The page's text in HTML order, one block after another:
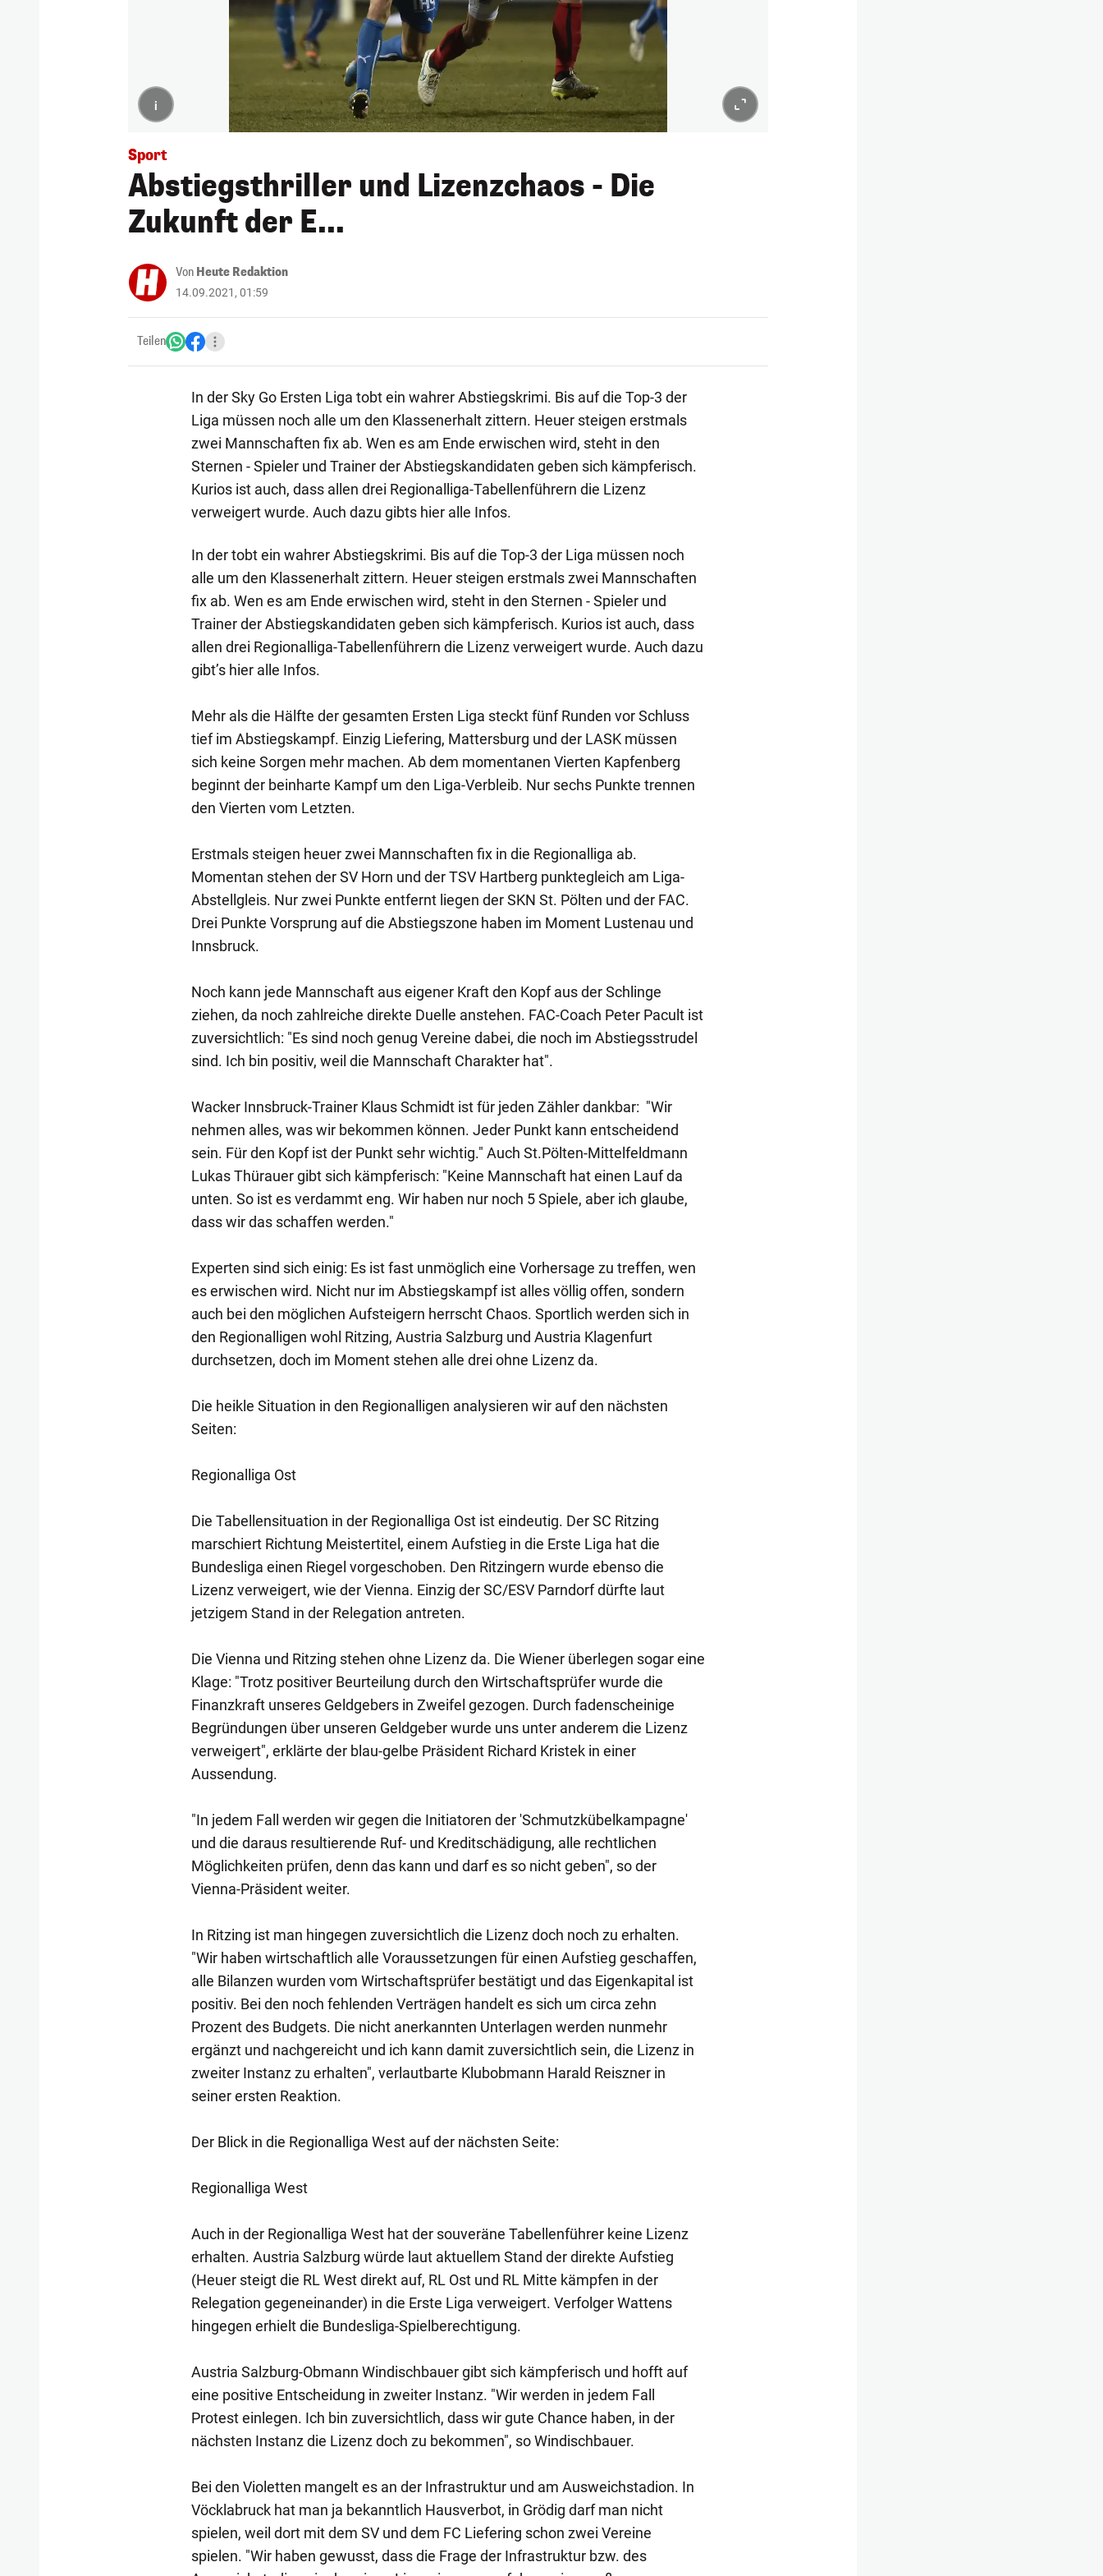
i
Sport
Abstiegsthriller und Lizenzchaos - Die
Zukunft der E...
Von Heute Redaktion
14.09.2021, 01:59
Teilen
In der Sky Go Ersten Liga tobt ein wahrer Abstiegskrimi. Bis auf die Top-3 der
Liga müssen noch alle um den Klassenerhalt zittern. Heuer steigen erstmals
zwei Mannschaften fix ab. Wen es am Ende erwischen wird, steht in den
Sternen - Spieler und Trainer der Abstiegskandidaten geben sich kämpferisch.
Kurios ist auch, dass allen drei Regionalliga-Tabellenführern die Lizenz
verweigert wurde. Auch dazu gibts hier alle Infos.
In der tobt ein wahrer Abstiegskrimi. Bis auf die Top-3 der Liga müssen noch
alle um den Klassenerhalt zittern. Heuer steigen erstmals zwei Mannschaften
fix ab. Wen es am Ende erwischen wird, steht in den Sternen - Spieler und
Trainer der Abstiegskandidaten geben sich kämpferisch. Kurios ist auch, dass
allen drei Regionalliga-Tabellenführern die Lizenz verweigert wurde. Auch dazu
gibt’s hier alle Infos.
Mehr als die Hälfte der gesamten Ersten Liga steckt fünf Runden vor Schluss
tief im Abstiegskampf. Einzig Liefering, Mattersburg und der LASK müssen
sich keine Sorgen mehr machen. Ab dem momentanen Vierten Kapfenberg
beginnt der beinharte Kampf um den Liga-Verbleib. Nur sechs Punkte trennen
den Vierten vom Letzten.
Erstmals steigen heuer zwei Mannschaften fix in die Regionalliga ab.
Momentan stehen der SV Horn und der TSV Hartberg punktegleich am Liga-
Abstellgleis. Nur zwei Punkte entfernt liegen der SKN St. Pölten und der FAC.
Drei Punkte Vorsprung auf die Abstiegszone haben im Moment Lustenau und
Innsbruck.
Noch kann jede Mannschaft aus eigener Kraft den Kopf aus der Schlinge
ziehen, da noch zahlreiche direkte Duelle anstehen. FAC-Coach Peter Pacult ist
zuversichtlich: "Es sind noch genug Vereine dabei, die noch im Abstiegsstrudel
sind. Ich bin positiv, weil die Mannschaft Charakter hat".
Wacker Innsbruck-Trainer Klaus Schmidt ist für jeden Zähler dankbar: "Wir
nehmen alles, was wir bekommen können. Jeder Punkt kann entscheidend
sein. Für den Kopf ist der Punkt sehr wichtig." Auch St.Pölten-Mittelfeldmann
Lukas Thürauer gibt sich kämpferisch: "Keine Mannschaft hat einen Lauf da
unten. So ist es verdammt eng. Wir haben nur noch 5 Spiele, aber ich glaube,
dass wir das schaffen werden."
Experten sind sich einig: Es ist fast unmöglich eine Vorhersage zu treffen, wen
es erwischen wird. Nicht nur im Abstiegskampf ist alles völlig offen, sondern
auch bei den möglichen Aufsteigern herrscht Chaos. Sportlich werden sich in
den Regionalligen wohl Ritzing, Austria Salzburg und Austria Klagenfurt
durchsetzen, doch im Moment stehen alle drei ohne Lizenz da.
Die heikle Situation in den Regionalligen analysieren wir auf den nächsten
Seiten:
Regionalliga Ost
Die Tabellensituation in der Regionalliga Ost ist eindeutig. Der SC Ritzing
marschiert Richtung Meistertitel, einem Aufstieg in die Erste Liga hat die
Bundesliga einen Riegel vorgeschoben. Den Ritzingern wurde ebenso die
Lizenz verweigert, wie der Vienna. Einzig der SC/ESV Parndorf dürfte laut
jetzigem Stand in der Relegation antreten.
Die Vienna und Ritzing stehen ohne Lizenz da. Die Wiener überlegen sogar eine
Klage: "Trotz positiver Beurteilung durch den Wirtschaftsprüfer wurde die
Finanzkraft unseres Geldgebers in Zweifel gezogen. Durch fadenscheinige
Begründungen über unseren Geldgeber wurde uns unter anderem die Lizenz
verweigert", erklärte der blau-gelbe Präsident Richard Kristek in einer
Aussendung.
"In jedem Fall werden wir gegen die Initiatoren der 'Schmutzkübelkampagne'
und die daraus resultierende Ruf- und Kreditschädigung, alle rechtlichen
Möglichkeiten prüfen, denn das kann und darf es so nicht geben", so der
Vienna-Präsident weiter.
In Ritzing ist man hingegen zuversichtlich die Lizenz doch noch zu erhalten.
"Wir haben wirtschaftlich alle Voraussetzungen für einen Aufstieg geschaffen,
alle Bilanzen wurden vom Wirtschaftsprüfer bestätigt und das Eigenkapital ist
positiv. Bei den noch fehlenden Verträgen handelt es sich um circa zehn
Prozent des Budgets. Die nicht anerkannten Unterlagen werden nunmehr
ergänzt und nachgereicht und ich kann damit zuversichtlich sein, die Lizenz in
zweiter Instanz zu erhalten", verlautbarte Klubobmann Harald Reiszner in
seiner ersten Reaktion.
Der Blick in die Regionalliga West auf der nächsten Seite:
Regionalliga West
Auch in der Regionalliga West hat der souveräne Tabellenführer keine Lizenz
erhalten. Austria Salzburg würde laut aktuellem Stand der direkte Aufstieg
(Heuer steigt die RL West direkt auf, RL Ost und RL Mitte kämpfen in der
Relegation gegeneinander) in die Erste Liga verweigert. Verfolger Wattens
hingegen erhielt die Bundesliga-Spielberechtigung.
Austria Salzburg-Obmann Windischbauer gibt sich kämpferisch und hofft auf
eine positive Entscheidung in zweiter Instanz. "Wir werden in jedem Fall
Protest einlegen. Ich bin zuversichtlich, dass wir gute Chance haben, in der
nächsten Instanz die Lizenz doch zu bekommen", so Windischbauer.
Bei den Violetten mangelt es an der Infrastruktur und am Ausweichstadion. In
Vöcklabruck hat man ja bekanntlich Hausverbot, in Grödig darf man nicht
spielen, weil dort mit dem SV und dem FC Liefering schon zwei Vereine
spielen. "Wir haben gewusst, dass die Frage der Infrastruktur bzw. des